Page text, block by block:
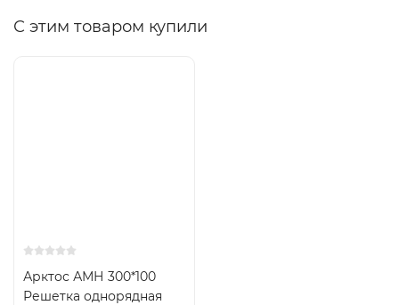
С этим товаром купили
Арктос АМН 300*100
Решетка однорядная